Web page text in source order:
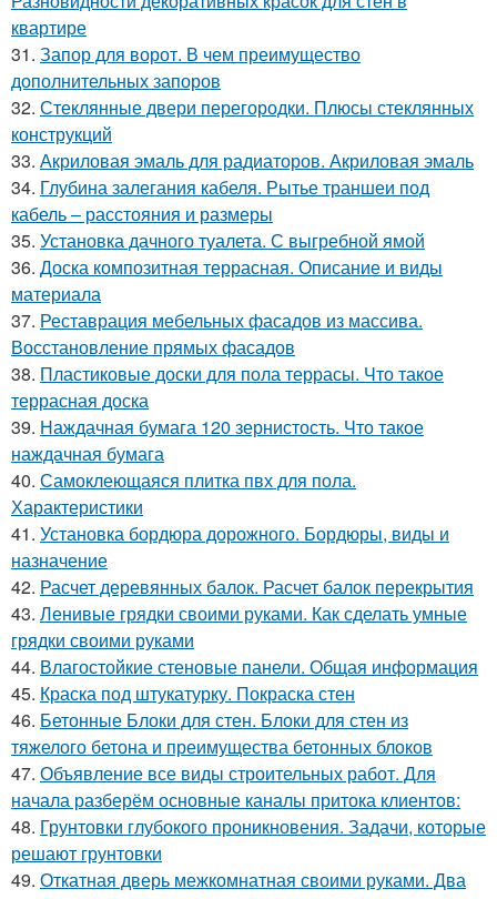
квартире
31. Запор для ворот. В чем преимущество
дополнительных запоров
32. Стеклянные двери перегородки. Плюсы стеклянных
конструкций
33. Акриловая эмаль для радиаторов. Акриловая эмаль
34. Глубина залегания кабеля. Рытье траншеи под
кабель – расстояния и размеры
35. Установка дачного туалета. С выгребной ямой
36. Доска композитная террасная. Описание и виды
материала
37. Реставрация мебельных фасадов из массива.
Восстановление прямых фасадов
38. Пластиковые доски для пола террасы. Что такое
террасная доска
39. Наждачная бумага 120 зернистость. Что такое
наждачная бумага
40. Самоклеющаяся плитка пвх для пола.
Характеристики
41. Установка бордюра дорожного. Бордюры, виды и
назначение
42. Расчет деревянных балок. Расчет балок перекрытия
43. Ленивые грядки своими руками. Как сделать умные
грядки своими руками
44. Влагостойкие стеновые панели. Общая информация
45. Краска под штукатурку. Покраска стен
46. Бетонные Блоки для стен. Блоки для стен из
тяжелого бетона и преимущества бетонных блоков
47. Объявление все виды строительных работ. Для
начала разберём основные каналы притока клиентов:
48. Грунтовки глубокого проникновения. Задачи, которые
решают грунтовки
49. Откатная дверь межкомнатная своими руками. Два